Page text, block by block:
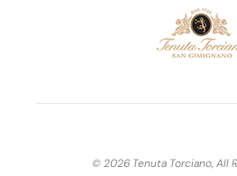
© 2026 Tenuta Torciano, All